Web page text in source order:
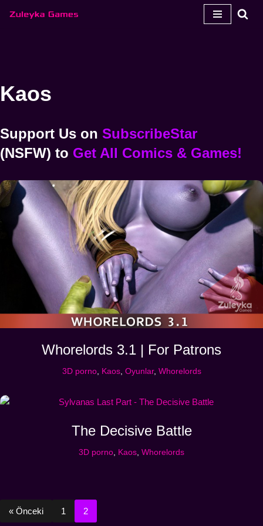
Kaos
Support Us on SubscribeStar
(NSFW) to Get All Comics & Games!
Whorelords 3.1 | For Patrons
3D porno, Kaos, Oyunlar, Whorelords
The Decisive Battle
3D porno, Kaos, Whorelords
« Önceki 1 2